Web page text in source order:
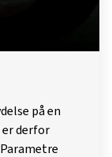
på en
er derfor